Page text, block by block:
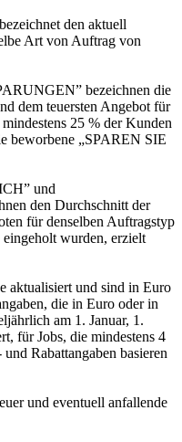
den aktuell
Art von Auftrag von
bezeichnen die
dem teuersten Angebot für
25 % der Kunden
beworbene „SPAREN SIE
und
den Durchschnitt der
für denselben Auftragstyp
wurden, erzielt
aktualisiert und sind in Euro
die in Euro oder in
am 1. Januar, 1.
für Jobs, die mindestens 4
Rabattangaben basieren
und eventuell anfallende